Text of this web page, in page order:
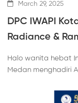
March 29, 2025
DPC IWAPI
Radiance &
Halo wanita hebat
Medan menghadiri